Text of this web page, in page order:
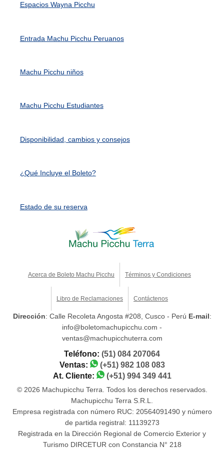
Espacios Wayna Picchu
Entrada Machu Picchu Peruanos
Machu Picchu niños
Machu Picchu Estudiantes
Disponibilidad, cambios y consejos
¿Qué Incluye el Boleto?
Estado de su reserva
Acerca de Boleto Machu Picchu Términos y Condiciones
Libro de Reclamaciones Contáctenos
Dirección: Calle Recoleta Angosta #208, Cusco - Perú E-mail:
info@boletomachupicchu.com -
ventas@machupicchuterra.com
Teléfono: (51) 084 207064
Ventas:
(+51) 982 108 083
At. Cliente:
(+51) 994 349 441
© 2026 Machupicchu Terra. Todos los derechos reservados.
Machupicchu Terra S.R.L.
Empresa registrada con número RUC: 20564091490 y número
de partida registral: 11139273
Registrada en la Dirección Regional de Comercio Exterior y
Turismo DIRCETUR con Constancia N° 218